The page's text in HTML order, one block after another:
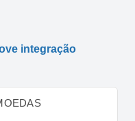
integração